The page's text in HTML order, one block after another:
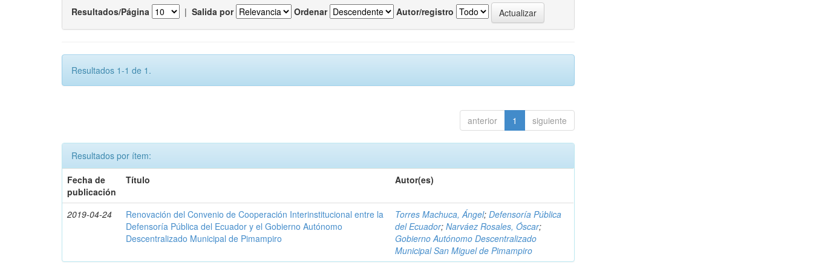
Resultados/Página | Salida por Ordenar Autor/registro
Resultados 1-1 de 1.
anterior 1 siguiente
Resultados por ítem:
Fecha de
publicación
Título Autor(es)
2019-04-24
Renovación del Convenio de Cooperación Interinstitucional entre la
Defensoría Pública del Ecuador y el Gobierno Autónomo
Descentralizado Municipal de Pimampiro
Torres Machuca, Ángel;Defensoría Pública
del Ecuador;Narváez Rosales, Óscar;
Gobierno Autónomo Descentralizado
Municipal San Miguel de Pimampiro